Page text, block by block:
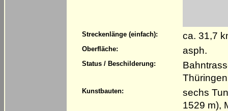
Streckenlänge (einfach): ca. 31,7
Oberfläche: asph.
Status / Beschilderung:
Kunstbauten:
sechs
1529 m),